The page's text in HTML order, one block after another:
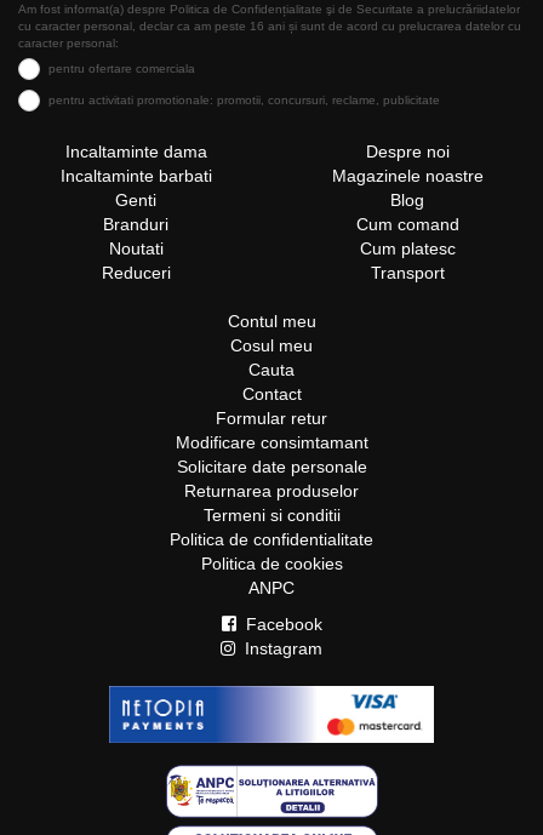
Am fost informat(a) despre Politica de Confidențialitate şi de Securitate a prelucrăriidatelor
cu caracter personal, declar ca am peste 16 ani și sunt de acord cu prelucrarea datelor cu
caracter personal:
pentru ofertare comerciala
pentru activitati promotionale: promotii, concursuri, reclame, publicitate
Incaltaminte dama
Incaltaminte barbati
Genti
Branduri
Noutati
Reduceri
Despre noi
Magazinele noastre
Blog
Cum comand
Cum platesc
Transport
Contul meu
Cosul meu
Cauta
Contact
Formular retur
Modificare consimtamant
Solicitare date personale
Returnarea produselor
Termeni si conditii
Politica de confidentialitate
Politica de cookies
ANPC
Facebook
Instagram